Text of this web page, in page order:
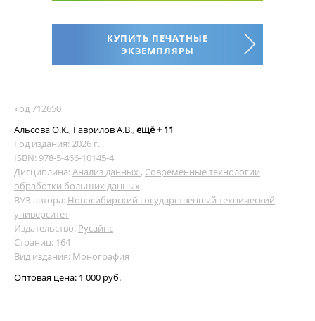
КУПИТЬ ПЕЧАТНЫЕ
ЭКЗЕМПЛЯРЫ
код 712650
Альсова О.К., Гаврилов А.В., ещё + 11
Год издания: 2026 г.
ISBN: 978-5-466-10145-4
Дисциплина:Анализ данных , Современные технологии
обработки больших данных
ВУЗ автора: Новосибирский государственный технический
университет
Издательство: Русайнс
Страниц: 164
Вид издания: Монография
Оптовая цена: 1 000 руб.